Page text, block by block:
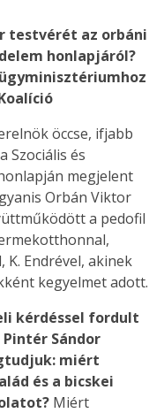
testvérét az orbáni
honlapjáról?
öccse, ifjabb
Szociális és
megjelent
Orbán Viktor
a pedofil
Endrével, akinek
kegyelmet adott.
kérdéssel fordult
Sándor
miért
és a bicskei
Miért